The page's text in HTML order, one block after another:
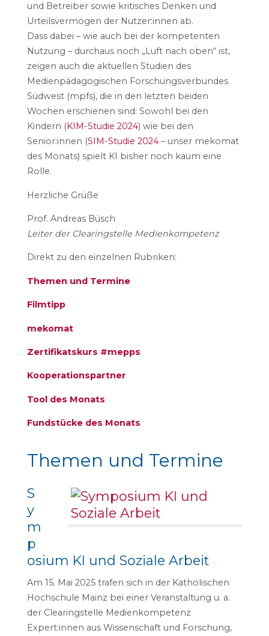
und Betreiber sowie kritisches Denken und
Urteilsvermögen der Nutzer:innen ab.
Dass dabei – wie auch bei der kompetenten
Nutzung – durchaus noch „Luft nach oben“ ist,
zeigen auch die aktuellen Studien des
Medienpädagogischen Forschungsverbundes
Südwest (mpfs), die in den letzten beiden
Wochen erschienen sind: Sowohl bei den
Kindern (KIM-Studie 2024) wie bei den
Senior:innen (SIM-Studie 2024– unser mekomat
des Monats) spielt KI bisher noch kaum eine
Rolle.
Herzliche Grüße
Prof. Andreas Büsch
Leiter der Clearingstelle Medienkompetenz
Direkt zu den einzelnen Rubriken:
Themen und Termine
Filmtipp
mekomat
Zertifikatskurs #mepps
Kooperationspartner
Tool des Monats
Fundstücke des Monats
Themen und Termine
S
y
m
p
osium KI und Soziale Arbeit
Am 15. Mai 2025 trafen sich in der Katholischen
Hochschule Mainz bei einer Veranstaltung u. a.
der Clearingstelle Medienkompetenz
Expert:innen aus Wissenschaft und Forschung,